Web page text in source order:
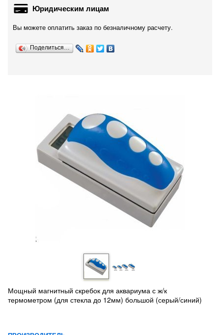
Юридическим лицам
Вы можете оплатить заказ по безналичному расчету.
Поделиться…
Мощный магнитный скребок для аквариума с ж/к
термометром (для стекла до 12мм) большой (серый/синий)